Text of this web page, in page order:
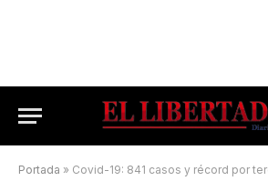
Portada » Covid-19: 841 casos y récord por